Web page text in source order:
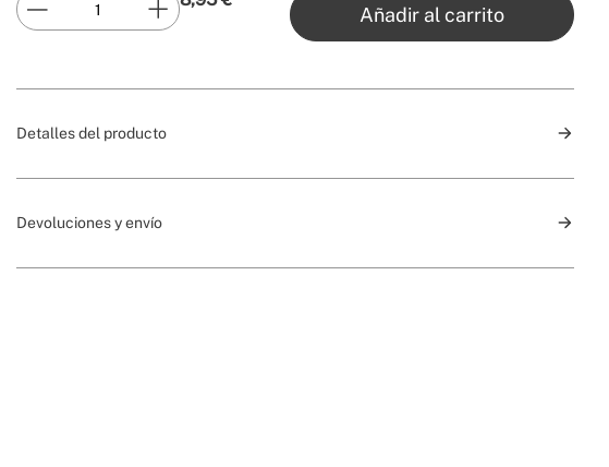
Añadir al carrito
Detalles del producto
Devoluciones y envío